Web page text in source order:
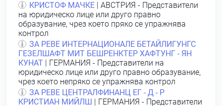
КРИСТОФ МАЧКЕ | АВСТРИЯ - Представители
на юридическо лице или друго правно
образувание, чрез което пряко се упражнява
контрол
ЗА РЕВЕ ИНТЕРНАЦИОНАЛЕ БЕТАЙЛИГУНГС
ГЕЗЕЛШАФТ МИТ БЕШРЕНКТЕР ХАФТУНГ - ЯН
КУНАТ | ГЕРМАНИЯ - Представители на
юридическо лице или друго правно образувание,
чрез което непряко се упражнява контрол
ЗА РЕВЕ ЦЕНТРАЛФИНАНЦ ЕГ - Д - Р
КРИСТИАН МИЙЛШ
| ГЕРМАНИЯ - Представители